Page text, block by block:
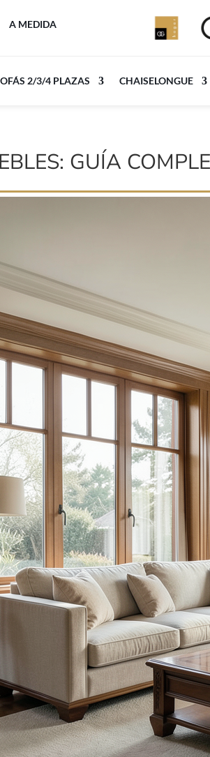
A MEDIDA
2/3/4 PLAZAS CHAISELONGUE
GUÍA